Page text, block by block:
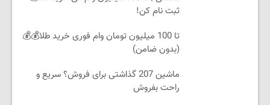
ثبت نام کن!
تا 100 میلیون تومان وام فوری خرید طلا💰💰
(بدون ضامن)
ماشین 207 گذاشتی برای فروش؟ سریع و
راحت بفروش